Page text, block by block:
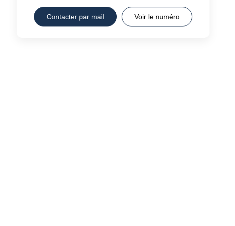
Contacter par mail Voir le numéro